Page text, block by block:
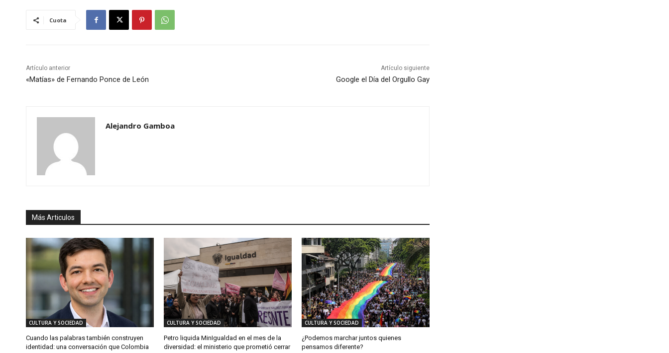
Cuota
Artículo anterior
«Matías» de Fernando Ponce de León
Artículo siguiente
Google el Día del Orgullo Gay
Alejandro Gamboa
Más Articulos
CULTURA Y SOCIEDAD
Cuando las palabras también construyen
identidad: una conversación que Colombia
CULTURA Y SOCIEDAD
Petro liquida MinIgualdad en el mes de la
diversidad: el ministerio que prometió cerrar
CULTURA Y SOCIEDAD
¿Podemos marchar juntos quienes
pensamos diferente?